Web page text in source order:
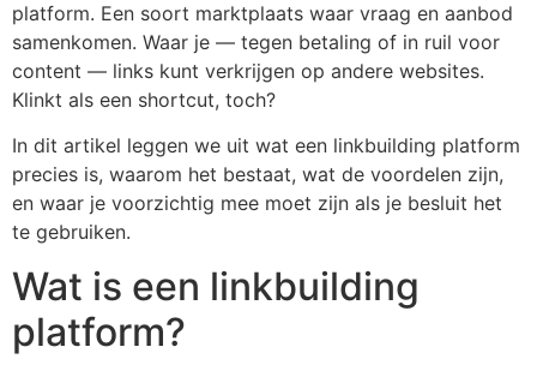
platform. Een soort marktplaats waar vraag en aanbod
samenkomen. Waar je — tegen betaling of in ruil voor
content — links kunt verkrijgen op andere websites.
Klinkt als een shortcut, toch?
In dit artikel leggen we uit wat een linkbuilding platform
precies is, waarom het bestaat, wat de voordelen zijn,
en waar je voorzichtig mee moet zijn als je besluit het
te gebruiken.
Wat is een linkbuilding
platform?